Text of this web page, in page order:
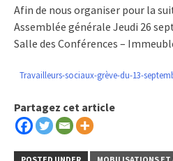
Afin de nous organiser pour la
Assemblée générale Jeudi 26
Salle des Conférences –
Travailleurs-sociaux-grève-du-13-
Partagez cet article